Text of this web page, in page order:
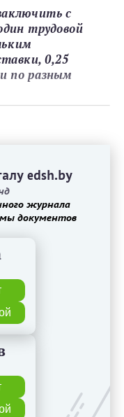
с
трудовой
0,25
по разным
edsh.by
журнала
документов